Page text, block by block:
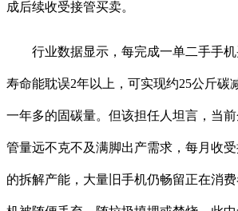
成后续收受接管买卖。
行业数据显示，每完成一单二手手机
寿命能耽误2年以上，可实现约25公斤碳
一年多的固碳量。但该担任人坦言，当
管量远不克不及满脚出产需求，每月收
的拆解产能，大量旧手机仍畅留正在消